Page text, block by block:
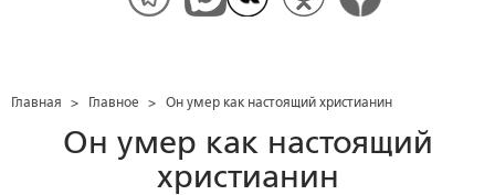
Главная > Главное > Он умер как настоящий христианин
Он умер как настоящий
христианин